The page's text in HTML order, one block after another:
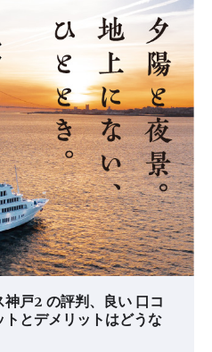
戸2 の評判、良い 口コ
とデメリットはどうな